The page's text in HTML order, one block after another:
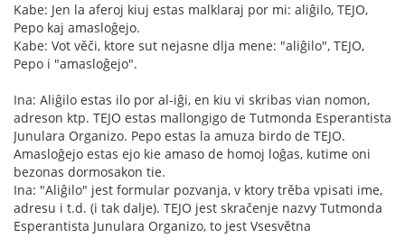
Kabe: Jen la aferoj kiuj estas malklaraj por mi: aliĝilo, TEJO,
Pepo kaj amasloĝejo.
Kabe: Vot věči, ktore sut nejasne dlja mene: "aliĝilo", TEJO,
Pepo i "amasloĝejo".
Ina: Aliĝilo estas ilo por al-iĝi, en kiu vi skribas vian nomon,
adreson ktp. TEJO estas mallongigo de Tutmonda Esperantista
Junulara Organizo. Pepo estas la amuza birdo de TEJO.
Amasloĝejo estas ejo kie amaso de homoj loĝas, kutime oni
bezonas dormosakon tie.
Ina: "Aliĝilo" jest formular pozvanja, v ktory trěba vpisati ime,
adresu i t.d. (i tak dalje). TEJO jest skračenje nazvy Tutmonda
Esperantista Junulara Organizo, to jest Vsesvětna